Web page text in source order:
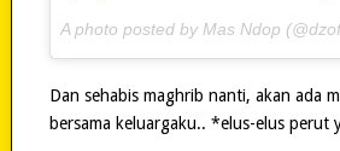
A photo posted by Mas Ndop
Dan sehabis maghrib nanti, akan ada
bersama keluargaku.. *elus-elus perut